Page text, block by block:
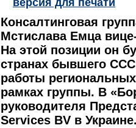
версия для печати
Консалтинговая
Мстислава Емца
На этой позиции он
странах бывшего
работы
рамках группы. В
руководителя
Services BV в